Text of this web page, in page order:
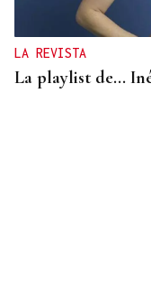
LA REVISTA
La playlist de...